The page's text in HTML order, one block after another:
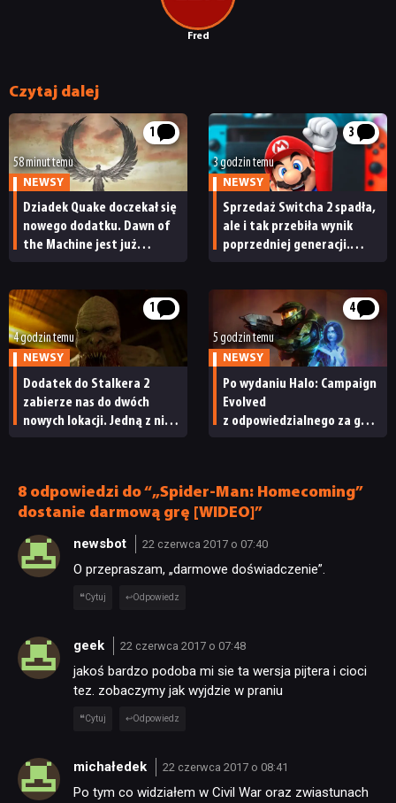
NEWSY
PUBLICYSTYKA
KULTURA
RETRO
TECHNOLOGIE
DYSKUSJE
JUŻ GRALIŚMY
SKLEP
Fred
Czytaj dalej
1
58 minut temu
NEWSY
Dziadek Quake doczekał się
nowego dodatku. Dawn of
the Machine jest już
3
3 godzin temu
NEWSY
Sprzedaż Switcha 2 spadła,
ale i tak przebiła wynik
poprzedniej generacji.
1
4 godzin temu
NEWSY
Dodatek do Stalkera 2
zabierze nas do dwóch
nowych lokacji. Jedną z nich
4
5 godzin temu
NEWSY
Po wydaniu Halo: Campaign
Evolved
z odpowiedzialnego za grę
8 odpowiedzi do “„Spider-Man: Homecoming”
dostanie darmową grę [WIDEO]”
newsbot 22 czerwca 2017 o 07:40
O przepraszam, „darmowe doświadczenie”.
Cytuj Odpowiedz
geek 22 czerwca 2017 o 07:48
jakoś bardzo podoba mi sie ta wersja pijtera i cioci
tez. zobaczymy jak wyjdzie w praniu
Cytuj Odpowiedz
michałedek 22 czerwca 2017 o 08:41
Po tym co widziałem w Civil War oraz zwiastunach